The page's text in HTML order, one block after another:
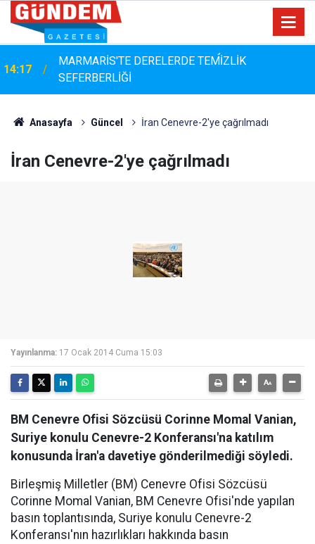
14:17
MARMARİS'TE DERELERDE TEMİZLİK
SEFERBERLİĞİ
Anasayfa Güncel İran Cenevre-2'ye çağrılmadı
İran Cenevre-2'ye çağrılmadı
Yayınlanma: 17 Ocak 2014 Cuma 15:03
BM Cenevre Ofisi Sözcüsü Corinne Momal Vanian,
Suriye konulu Cenevre-2 Konferansı'na katılım
konusunda İran'a davetiye gönderilmediği söyledi.
Birleşmiş Milletler (BM) Cenevre Ofisi Sözcüsü
Corinne Momal Vanian, BM Cenevre Ofisi'nde yapılan
basın toplantısında, Suriye konulu Cenevre-2
Konferansı'nın hazırlıkları hakkında basın